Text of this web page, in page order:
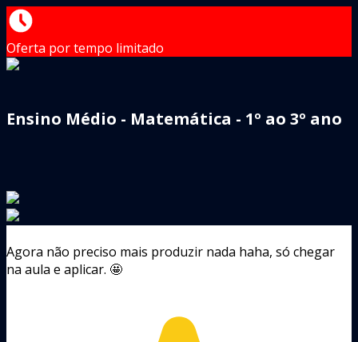
Oferta por tempo limitado
Ensino Médio - Matemática - 1º ao 3º ano
Agora não preciso mais produzir nada haha, só chegar
na aula e aplicar. 🤩